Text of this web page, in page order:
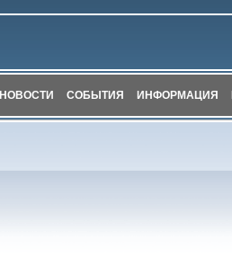
НОВОСТИ СОБЫТИЯ ИНФОРМАЦИЯ